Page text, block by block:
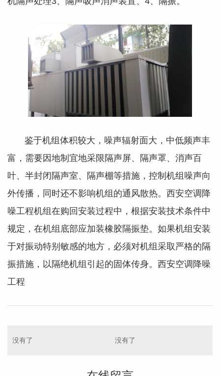
鉴于机组体积较大，噪声辐射面大，中低频声丰
富，需要因地制宜地采限隔声屏、隔声罩、消声百
叶、半封闭隔声室、隔声棚等措施，控制机组噪声向
外传播，同时还不影响机组的通风散热。西安空调降
噪工程机组在购回安装过程中，根据安装技术条件中
规定，在机组底部应加装橡胶隔振垫。如果机组安装
于对振动特别敏感的地方，必须对机组采取严格的隔
振措施，以隔绝机组引起的固体传身。 西安空调降噪
工程
没有了 没有了